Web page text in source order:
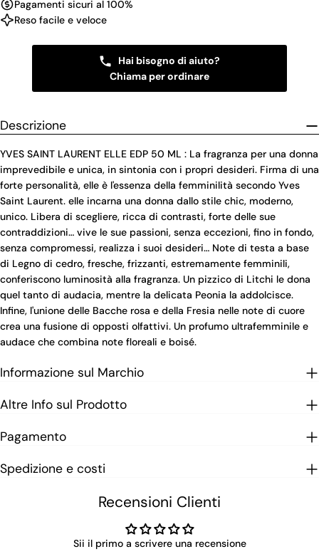
Pagamenti sicuri al 100%
Reso facile e veloce
Hai bisogno di aiuto?
Chiama per ordinare
Descrizione
YVES SAINT LAURENT ELLE EDP 50 ML : La fragranza per una donna
imprevedibile e unica, in sintonia con i propri desideri. Firma di una
forte personalità, elle è l'essenza della femminilità secondo Yves
Saint Laurent. elle incarna una donna dallo stile chic, moderno,
unico. Libera di scegliere, ricca di contrasti, forte delle sue
contraddizioni… vive le sue passioni, senza eccezioni, fino in fondo,
senza compromessi, realizza i suoi desideri… Note di testa a base
di Legno di cedro, fresche, frizzanti, estremamente femminili,
conferiscono luminosità alla fragranza. Un pizzico di Litchi le dona
quel tanto di audacia, mentre la delicata Peonia la addolcisce.
Infine, l'unione delle Bacche rosa e della Fresia nelle note di cuore
crea una fusione di opposti olfattivi. Un profumo ultrafemminile e
audace che combina note floreali e boisé.
Informazione sul Marchio
Altre Info sul Prodotto
Pagamento
Spedizione e costi
Recensioni Clienti
Sii il primo a scrivere una recensione